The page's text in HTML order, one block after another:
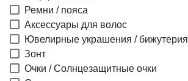
Ремни / пояса
Аксессуары для волос
Ювелирные украшения / бижутерия
Зонт
Очки / Солнцезащитные очки